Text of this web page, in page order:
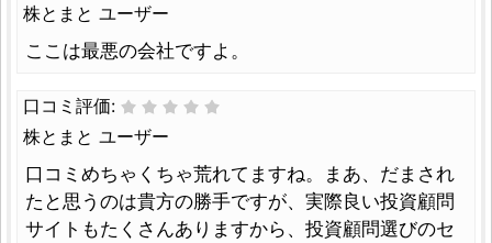
株とまと ユーザー
ここは最悪の会社ですよ。
口コミ評価:
株とまと ユーザー
口コミめちゃくちゃ荒れてますね。まあ、だまされ
たと思うのは貴方の勝手ですが、実際良い投資顧問
サイトもたくさんありますから、投資顧問選びのセ